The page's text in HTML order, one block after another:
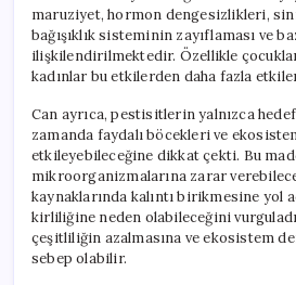
maruziyet, hormon dengesizlikleri,
bağışıklık sisteminin zayıflaması ve
ilişkilendirilmektedir. Özellikle
kadınlar bu etkilerden daha fazla
Can ayrıca, pestisitlerin yalnızca
zamanda faydalı böcekleri ve
etkileyebileceğine dikkat çekti. Bu
mikroorganizmalarına zarar
kaynaklarında kalıntı birikmesine yol
kirliliğine neden olabileceğini
çeşitliliğin azalmasına ve ekosistem
sebep olabilir.